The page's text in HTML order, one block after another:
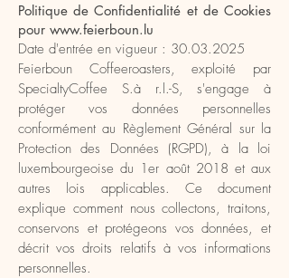
Politique de Confidentialité et de Cookies
pour www.feierboun.lu
Date d'entrée en vigueur : 30.03.2025
Feierboun Coffeeroasters, exploité par
SpecialtyCoffee S.à r.l.-S, s'engage à
protéger vos données personnelles
conformément au Règlement Général sur la
Protection des Données (RGPD), à la loi
luxembourgeoise du 1er août 2018 et aux
autres lois applicables. Ce document
explique comment nous collectons, traitons,
conservons et protégeons vos données, et
décrit vos droits relatifs à vos informations
personnelles.